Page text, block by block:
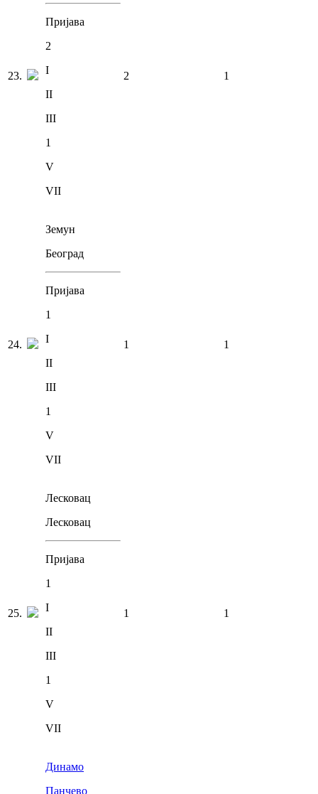
23.
Пријава
2
I
II
III
1
V
VII
2 1
24.
Земун
Београд
Пријава
1
I
II
III
1
V
VII
1 1
25.
Лесковац
Лесковац
Пријава
1
I
II
III
1
V
VII
1 1
Динамо
Панчево